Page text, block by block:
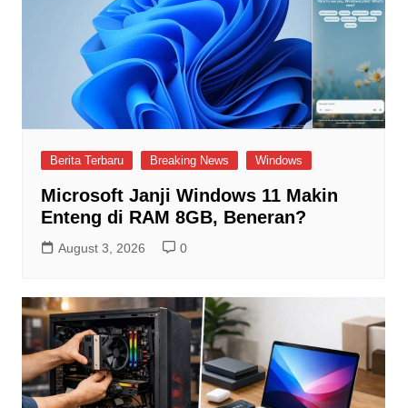
Berita Terbaru Breaking News Windows
Microsoft Janji Windows 11 Makin
Enteng di RAM 8GB, Beneran?
August 3, 2026 0